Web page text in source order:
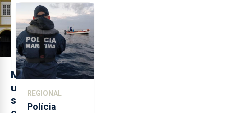
M
u
s
sobre
evolução
turística
REGIONAL
Polícia